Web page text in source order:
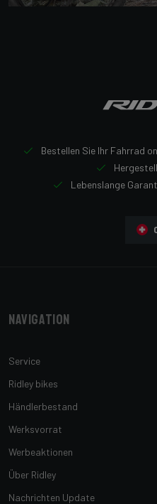
Bestellen Sie Ihr Fahrrad
Lebenslange
Navigation
Service
Ridley bikes
Händlerbestand
Werksvorrat
Werbeaktionen
Über Ridley
Nachrichten Update